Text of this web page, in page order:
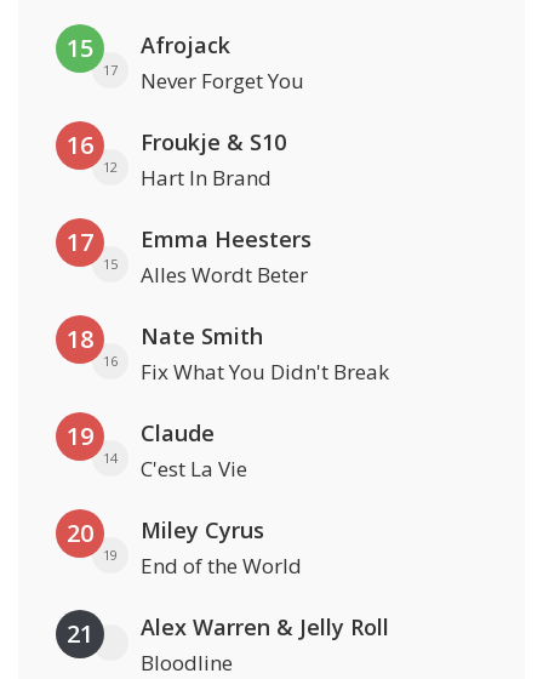
15
17
Afrojack
Never Forget You
16
12
Froukje & S10
Hart In Brand
17
15
Emma Heesters
Alles Wordt Beter
18
16
Nate Smith
Fix What You Didn't Break
19
14
Claude
C'est La Vie
20
19
Miley Cyrus
End of the World
21 Alex Warren & Jelly Roll
Bloodline